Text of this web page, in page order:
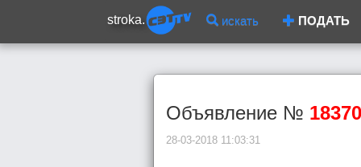
stroka. искать ПОДАТЬ
Объявление № 18370
28-03-2018 11:03:31